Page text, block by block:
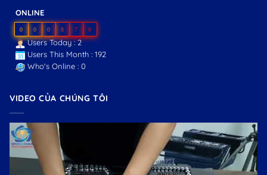
ONLINE
0 0 0 8 7 0
Users Today : 2
Users This Month : 192
Who's Online : 0
VIDEO CỦA CHÚNG TÔI